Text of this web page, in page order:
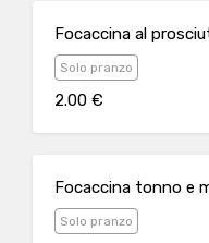
Focaccina al
Solo pranzo
2.00 €
Focaccina tonno e
Solo pranzo